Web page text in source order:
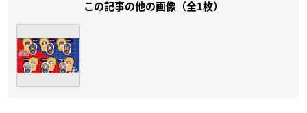
この記事の他の画像（全1枚）